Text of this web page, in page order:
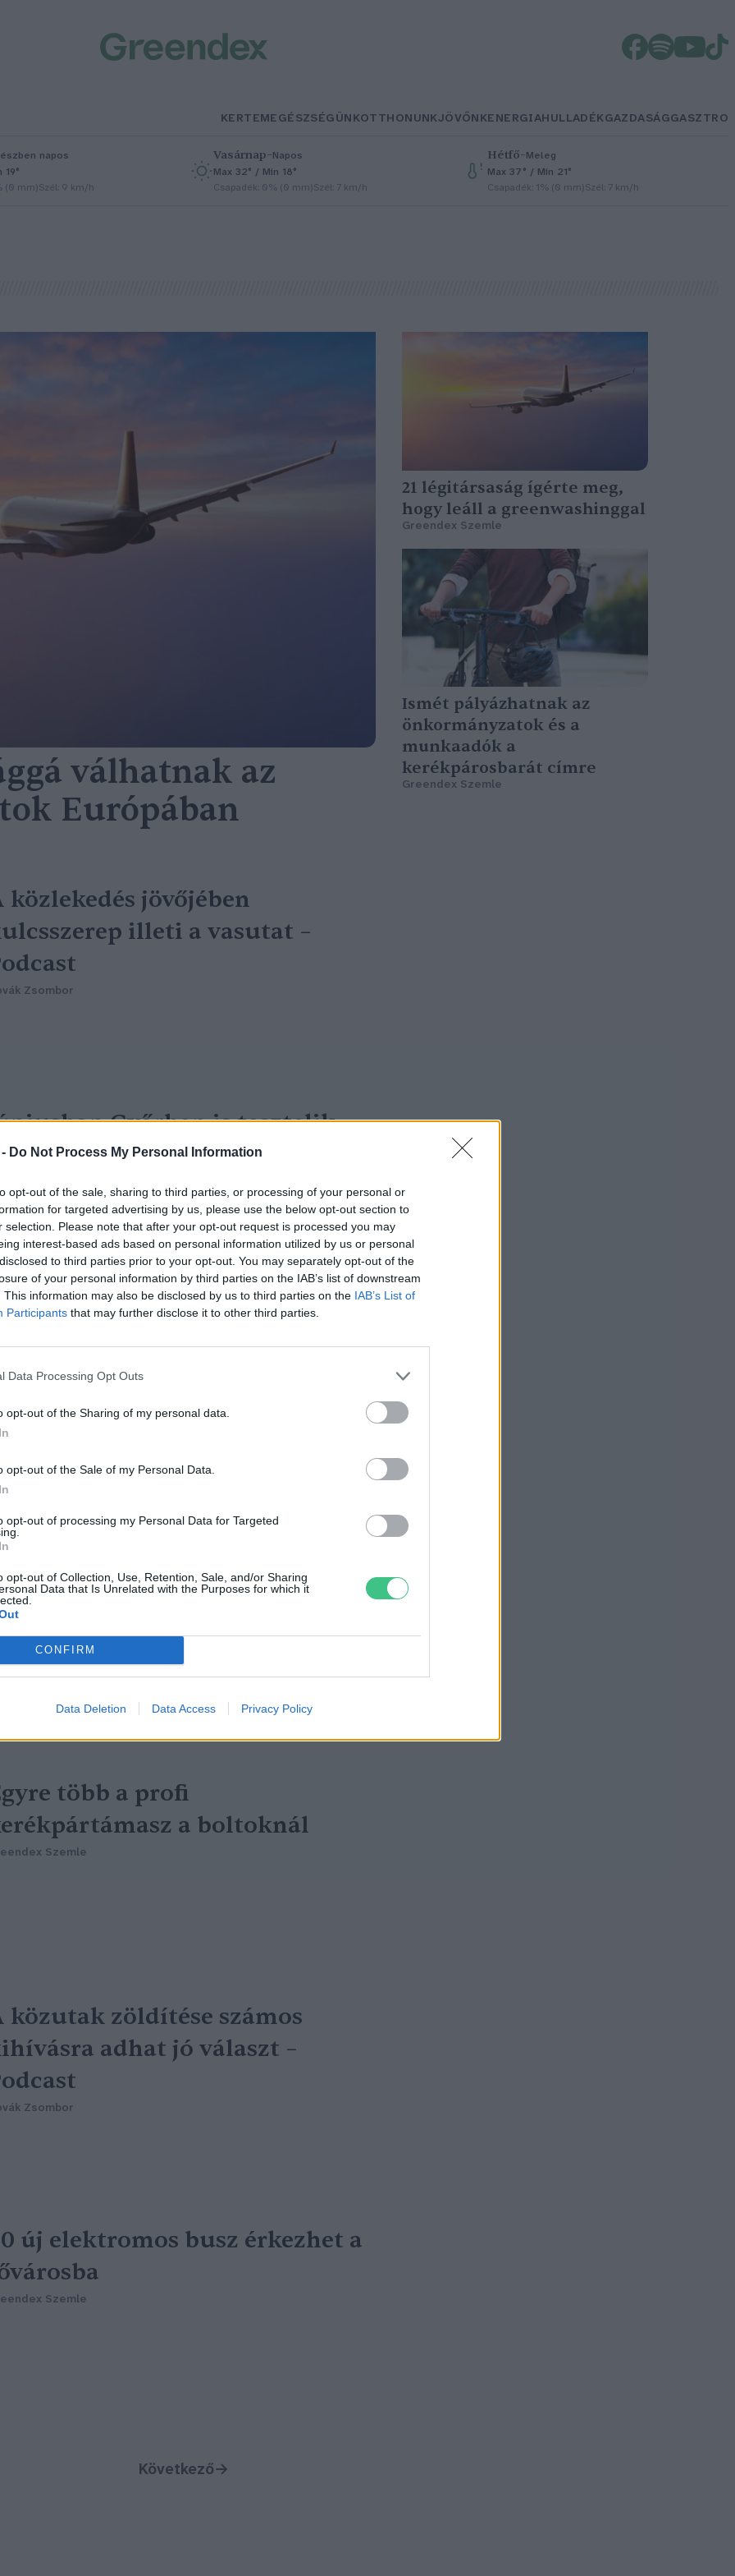
Do Not Process My Personal Information
opt-out of the sale, sharing to third parties, or processing of your personal or
for targeted advertising by us, please use the below opt-out section to
selection. Please note that after your opt-out request is processed you may
interest-based ads based on personal information utilized by us or personal
to third parties prior to your opt-out. You may separately opt-out of the
of your personal information by third parties on the IAB’s list of downstream
This information may also be disclosed by us to third parties on the IAB’s List of
Participants that may further disclose it to other third parties.
Data Processing Opt Outs
opt-out of the Sharing of my personal data.
opt-out of the Sale of my Personal Data.
opt-out of processing my Personal Data for Targeted
opt-out of Collection, Use, Retention, Sale, and/or Sharing
Data that Is Unrelated with the Purposes for which it
CONFIRM
Data Deletion Data Access Privacy Policy
KERTEMEGÉSZSÉGÜNKOTTHONUNKJÖVŐNKENERGIAHULLADÉKGAZDASÁGGASZTRO
napos
19°
(0 mm)Szél: 9 km/h
Vasárnap–Napos
Max 32° / Min 18°
Csapadék: 0% (0 mm)Szél: 7 km/h
Hétfő–Meleg
Max 37° / Min 21°
Csapadék: 1% (0 mm)Szél: 7 km/h
válhatnak az
Európában
21 légitársaság ígérte meg,
hogy leáll a greenwashinggal
Greendex Szemle
Ismét pályázhatnak az
önkormányzatok és a
munkaadók a
kerékpárosbarát címre
Greendex Szemle
közlekedés jövőjében
illeti a vasutat –
Zsombor
Győrben is tesztelik
autóbuszt
tervek alapján születhet
egy olasz város
hidrogén- és 11 elektromos
autóbuszra érkezett
a HUMDA-hoz
több a profi
a boltoknál
Szemle
közutak zöldítése számos
adhat jó választ –
Zsombor
új elektromos busz érkezhet a
Szemle
Következő→